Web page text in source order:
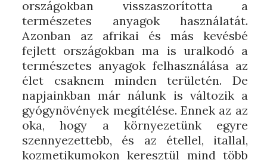
országokban visszaszorította a
természetes anyagok használatát.
Azonban az afrikai és más kevésbé
fejlett országokban ma is uralkodó a
természetes anyagok felhasználása az
élet csaknem minden területén. De
napjainkban már nálunk is változik a
gyógynövények megítélése. Ennek az az
oka, hogy a környezetünk egyre
szennyezettebb, és az étellel, itallal,
kozmetikumokon keresztül mind több